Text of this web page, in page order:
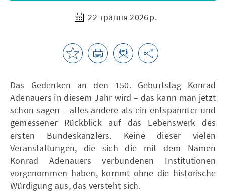
22 травня 2026 р.
Das Gedenken an den 150. Geburtstag Konrad
Adenauers in diesem Jahr wird – das kann man jetzt
schon sagen – alles andere als ein entspannter und
gemessener Rückblick auf das Lebenswerk des
ersten Bundeskanzlers. Keine dieser vielen
Veranstaltungen, die sich die mit dem Namen
Konrad Adenauers verbundenen Institutionen
vorgenommen haben, kommt ohne die historische
Würdigung aus, das versteht sich.